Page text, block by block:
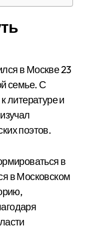
в Москве 23
семье. С
литературе и
поэтов.
в
в Московском